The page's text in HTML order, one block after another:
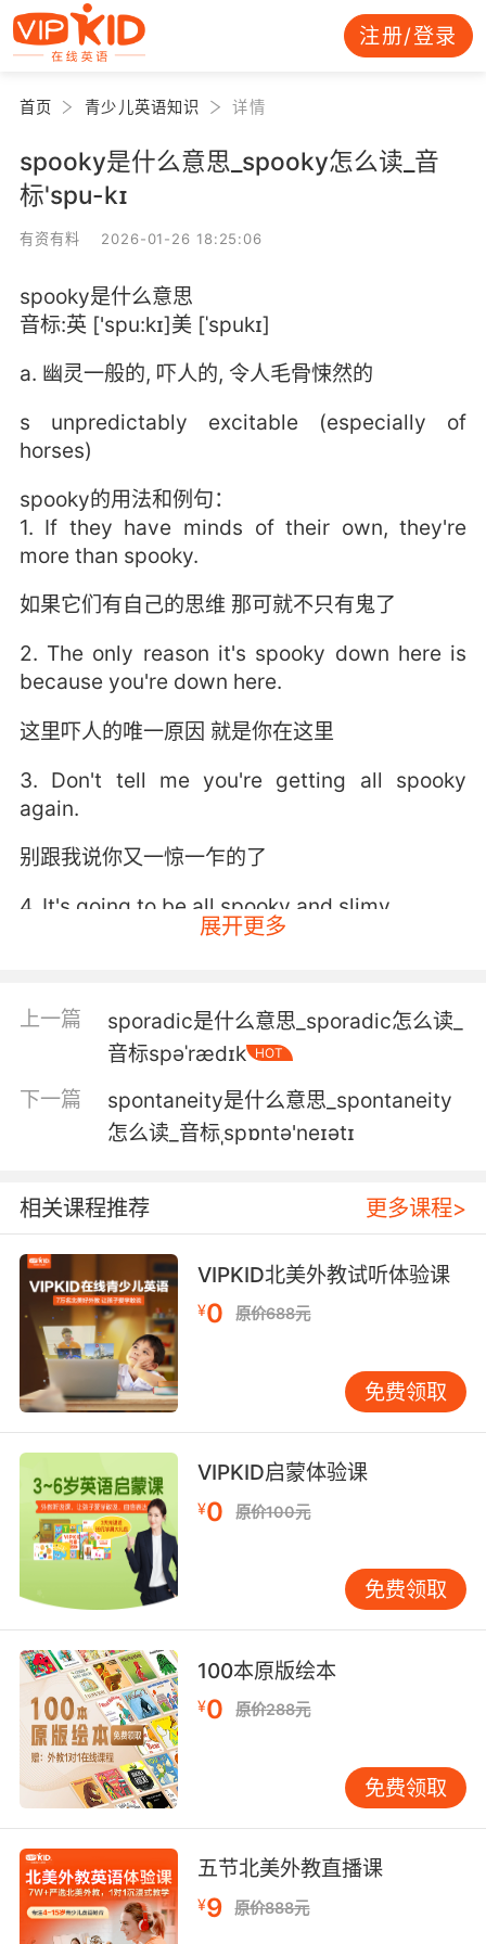
注册/登录
首页 青少儿英语知识 详情
spooky是什么意思_spooky怎么读_音
标'spu-kɪ
有资有料 2026-01-26 18:25:06
spooky是什么意思
音标:英 ['spu:kɪ]美 [ˈspukɪ]
a. 幽灵一般的, 吓人的, 令人毛骨悚然的
s unpredictably excitable (especially of
horses)
spooky的用法和例句：
1. If they have minds of their own, they're
more than spooky.
如果它们有自己的思维 那可就不只有鬼了
2. The only reason it's spooky down here is
because you're down here.
这里吓人的唯一原因 就是你在这里
3. Don't tell me you're getting all spooky
again.
别跟我说你又一惊一乍的了
4. It's going to be all spooky and slimy.
5. I don't know. It's kinda spooky, actually.
不知道 老实说 这挺诡异的
6. The other guy was a spooky euro dude.
另一个家伙是个诡异的欧洲人
7. I don't ever say that. I like spooky.
我不会说这种话 我爱毛骨悚然
8. spooky or supernatural? I seen some shit.
像阿飘或超自然现象 我看见一些鬼东西
9. spooky how the time flies when one is
欢乐的时光总是过的飞快 挺可怕的
10. ...have had their own spooky tradition
since the fourth grade.
从四年级开始就有 他们自己吓人的传统
展开更多
上一篇
sporadic是什么意思_sporadic怎么读_
音标spəˈrædɪk
HOT
下一篇
spontaneity是什么意思_spontaneity
怎么读_音标ˌspɒntə'neɪətɪ
相关课程推荐 更多课程>
VIPKID北美外教试听体验课
¥0 原价688元
免费领取
VIPKID启蒙体验课
¥0 原价100元
免费领取
100本原版绘本
¥0 原价288元
免费领取
五节北美外教直播课
¥9 原价888元